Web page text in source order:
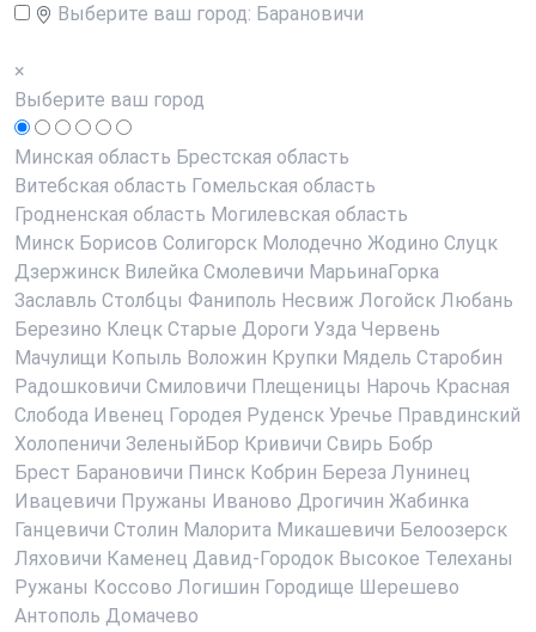
Выберите ваш город: Барановичи
×
Выберите ваш город
Минская область Брестская область
Витебская область Гомельская область
Гродненская область Могилевская область
Минск Борисов Солигорск Молодечно Жодино Слуцк
Дзержинск Вилейка Смолевичи МарьинаГорка
Заславль Столбцы Фаниполь Несвиж Логойск Любань
Березино Клецк Старые Дороги Узда Червень
Мачулищи Копыль Воложин Крупки Мядель Старобин
Радошковичи Смиловичи Плещеницы Нарочь Красная
Слобода Ивенец Городея Руденск Уречье Правдинский
Холопеничи ЗеленыйБор Кривичи Свирь Бобр
Брест Барановичи Пинск Кобрин Береза Лунинец
Ивацевичи Пружаны Иваново Дрогичин Жабинка
Ганцевичи Столин Малорита Микашевичи Белоозерск
Ляховичи Каменец Давид-Городок Высокое Телеханы
Ружаны Коссово Логишин Городище Шерешево
Антополь Домачево